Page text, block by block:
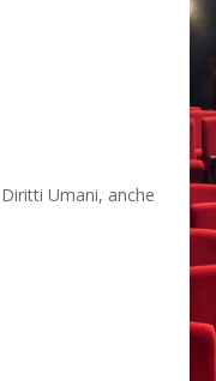
Umani, anche